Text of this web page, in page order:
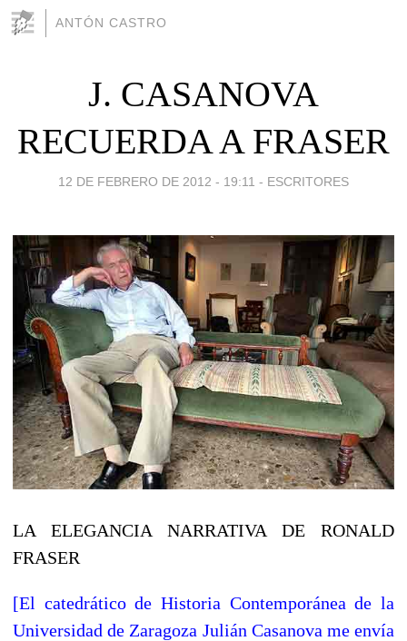
ANTÓN CASTRO
J. CASANOVA
RECUERDA A FRASER
12 DE FEBRERO DE 2012 - 19:11 - ESCRITORES
LA ELEGANCIA NARRATIVA DE RONALD
FRASER
[El catedrático de Historia Contemporánea de la
Universidad de Zaragoza Julián Casanova me envía